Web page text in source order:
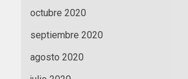
octubre 2020
septiembre 2020
agosto 2020